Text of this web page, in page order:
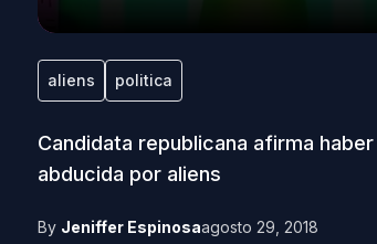
aliens politica
Candidata republicana afirma
abducida por aliens
By Jeniffer Espinosaagosto 29, 2018